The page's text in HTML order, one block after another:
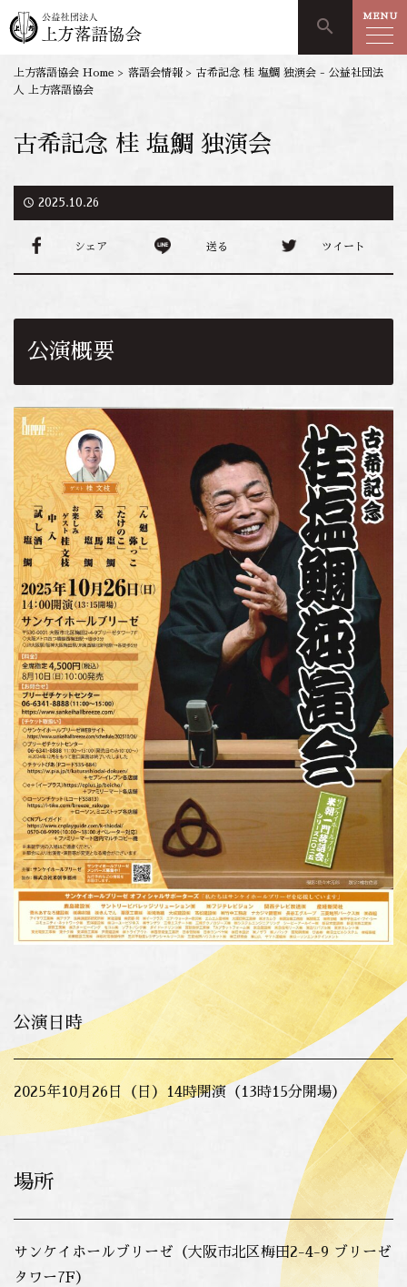
search MENU
上方落語協会 Home > 落語会情報 > 古希記念 桂 塩鯛 独演会 - 公益社団法
人 上方落語協会
古希記念 桂 塩鯛 独演会
access_time 2025.10.26
シェア 送る ツイート
公演概要
公演日時
2025年10月26日（日）14時開演（13時15分開場）
場所
サンケイホールブリーゼ（大阪市北区梅田2-4-9 ブリーゼ
タワー7F）